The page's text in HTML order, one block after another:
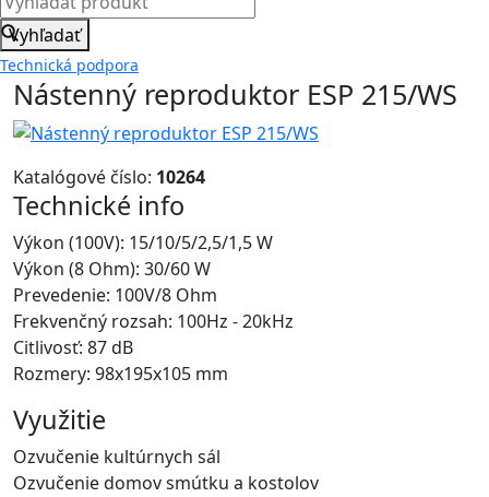
Vyhľadať
Technická podpora
Nástenný reproduktor ESP 215/WS
Katalógové číslo: 10264
Technické info
Výkon (100V): 15/10/5/2,5/1,5 W
Výkon (8 Ohm): 30/60 W
Prevedenie: 100V/8 Ohm
Frekvenčný rozsah: 100Hz - 20kHz
Citlivosť: 87 dB
Rozmery: 98x195x105 mm
Využitie
Ozvučenie kultúrnych sál
Ozvučenie domov smútku a kostolov